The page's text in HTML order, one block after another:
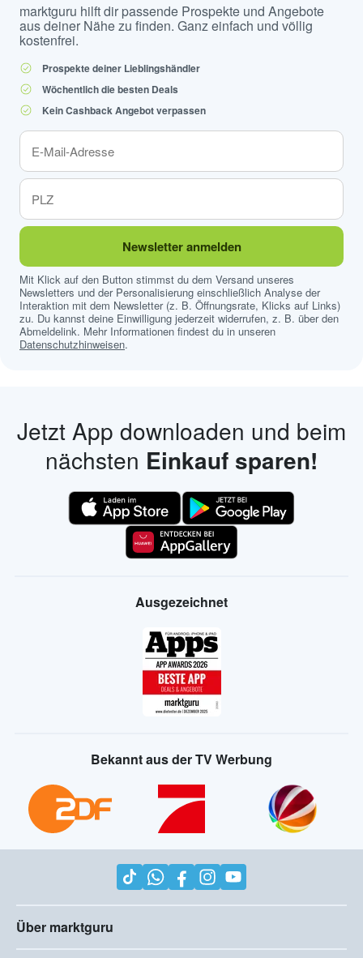
marktguru hilft dir passende Prospekte und Angebote
aus deiner Nähe zu finden. Ganz einfach und völlig
kostenfrei.
Prospekte deiner Lieblingshändler
Wöchentlich die besten Deals
Kein Cashback Angebot verpassen
Newsletter anmelden
Mit Klick auf den Button stimmst du dem Versand unseres
Newsletters und der Personalisierung einschließlich Analyse der
Interaktion mit dem Newsletter (z. B. Öffnungsrate, Klicks auf Links)
zu. Du kannst deine Einwilligung jederzeit widerrufen, z. B. über den
Abmeldelink. Mehr Informationen findest du in unseren
Datenschutzhinweisen.
Jetzt App downloaden und beim
nächsten Einkauf sparen!
Ausgezeichnet
Bekannt aus der TV Werbung
Über marktguru